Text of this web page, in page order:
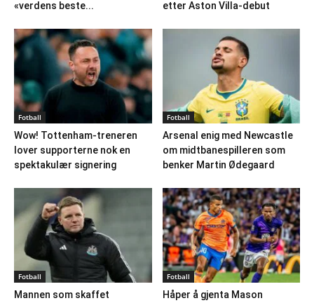
«verdens beste... etter Aston Villa-debut
Fotball
Wow! Tottenham-treneren
lover supporterne nok en
spektakulær signering
Fotball
Arsenal enig med Newcastle
om midtbanespilleren som
benker Martin Ødegaard
Fotball
Mannen som skaffet
Fotball
Håper å gjenta Mason